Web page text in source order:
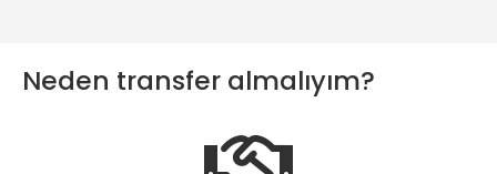
Neden transfer almalıyım?